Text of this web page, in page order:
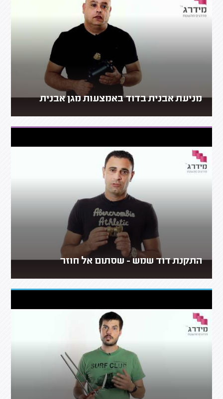
מניעת אבנית בדוד באמצעות מגן אבנית
התקנת דוד שמש - שסתום אל חוזר